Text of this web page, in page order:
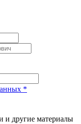
*
и другие материалы